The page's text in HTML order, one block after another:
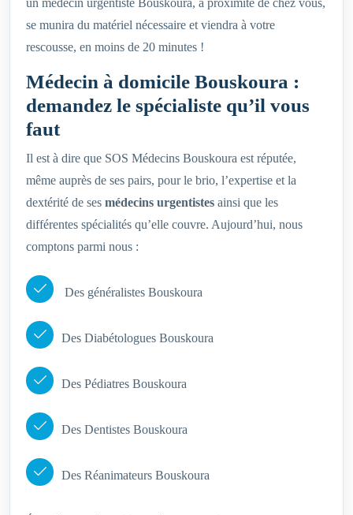
un médecin urgentiste Bouskoura, à proximité de chez vous,
se munira du matériel nécessaire et viendra à votre
rescousse, en moins de 20 minutes !
Médecin à domicile Bouskoura :
demandez le spécialiste qu’il vous
faut
Il est à dire que SOS Médecins Bouskoura est réputée,
même auprès de ses pairs, pour le brio, l’expertise et la
dextérité de ses médecins urgentistes ainsi que les
différentes spécialités qu’elle couvre. Aujourd’hui, nous
comptons parmi nous :
Des généralistes Bouskoura
Des Diabétologues Bouskoura
Des Pédiatres Bouskoura
Des Dentistes Bouskoura
Des Réanimateurs Bouskoura